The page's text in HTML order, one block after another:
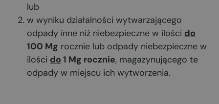
lub
w wyniku działalności wytwarzającego
odpady inne niż niebezpieczne w ilości do
100 Mg rocznie lub odpady niebezpieczne w
ilości do 1 Mg rocznie, magazynującego te
odpady w miejscu ich wytworzenia.